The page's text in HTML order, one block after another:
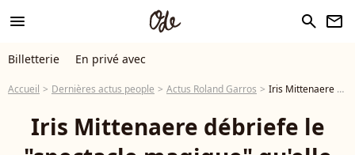
menu search newsletter
Billetterie En privé avec
Accueil Dernières actus people Actus Roland Garros Iris Mittenaere débriefe le "spectacle magique" qu'elle a vécu à la finale de Roland-Garros, avec son compagnon Antoine Dupont à ses côtés
Iris Mittenaere débriefe le